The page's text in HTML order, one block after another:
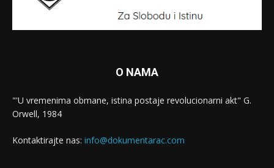
O NAMA
"'U vremenima obmane, istina postaje revolucionarni akt" G.
Orwell, 1984
Kontaktirajte nas: info@dokumentarac.com